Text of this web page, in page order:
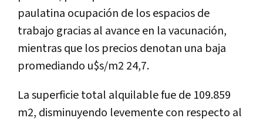
paulatina ocupación de los espacios de
trabajo gracias al avance en la vacunación,
mientras que los precios denotan una baja
promediando u$s/m2 24,7.
La superficie total alquilable fue de 109.859
m2, disminuyendo levemente con respecto al